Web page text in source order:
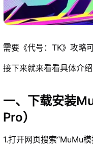
需要《代号：TK》攻略
接下来就来看看具体介
一、下载安装
Pro）
1.打开网页搜索“MuMu